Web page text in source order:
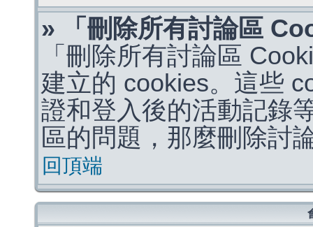
» 「刪除所有討論區
「刪除所有討論區
建立的 cookies。這些
證和登入後的活動記錄
區的問題，那麼刪除討
回頂端